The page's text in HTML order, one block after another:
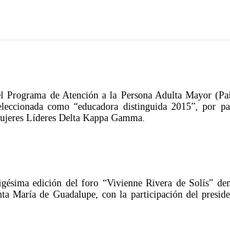
de Atención a la Persona Adulta Mayor
como “educadora distinguida 2015”, por
Líderes Delta Kappa Gamma.
edición del foro “Vivienne Rivera de Solís”
María de Guadalupe, con la participación del